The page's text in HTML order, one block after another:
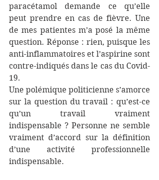
paracétamol demande ce qu’elle
peut prendre en cas de fièvre. Une
de mes patientes m’a posé la même
question. Réponse : rien, puisque les
anti-inflammatoires et l’aspirine sont
contre-indiqués dans le cas du Covid-
19.
Une polémique politicienne s’amorce
sur la question du travail : qu’est-ce
qu’un travail vraiment
indispensable ? Personne ne semble
vraiment d’accord sur la définition
d’une activité professionnelle
indispensable.